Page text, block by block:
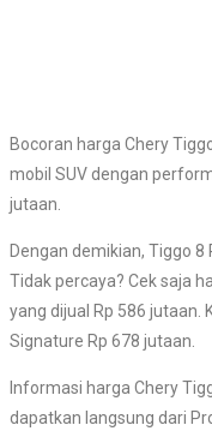
Bocoran harga Chery
mobil SUV dengan
jutaan.
Dengan demikian, Tiggo
Tidak percaya? Cek saja
yang dijual Rp 586 jutaan.
Signature Rp 678 jutaan.
Informasi harga Chery
dapatkan langsung dari